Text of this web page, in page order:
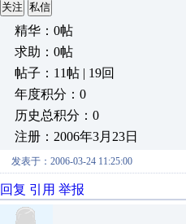
关注 私信
精华：0帖
求助：0帖
帖子：11帖 | 19回
年度积分：0
历史总积分：0
注册：2006年3月23日
发表于：2006-03-24 11:25:00
回复 引用 举报